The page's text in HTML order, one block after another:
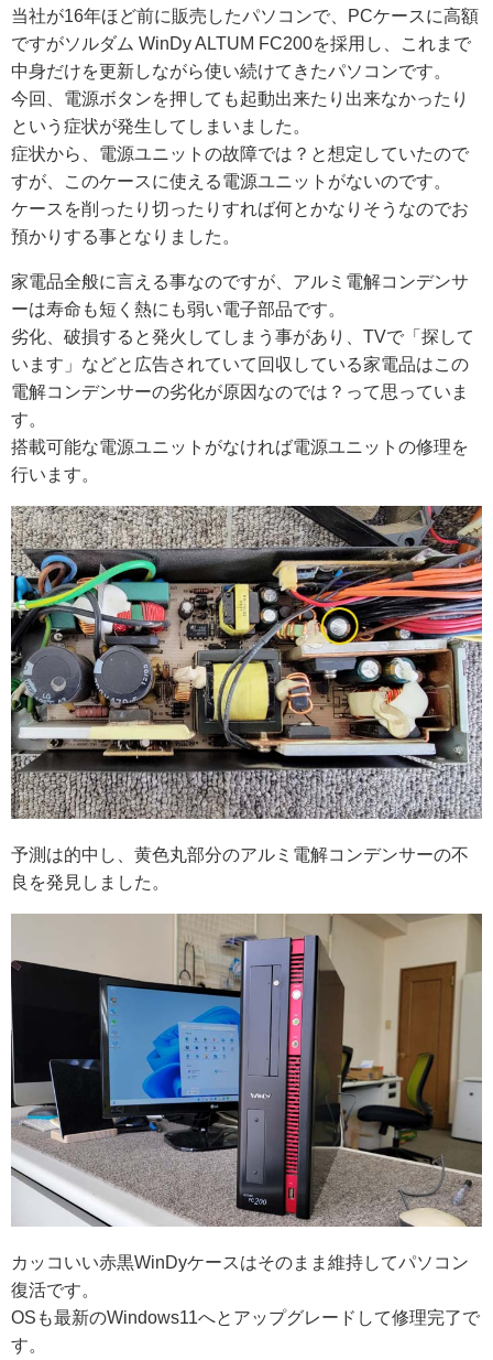
当社が16年ほど前に販売したパソコンで、PCケースに高額
ですがソルダム WinDy ALTUM FC200を採用し、これまで
中身だけを更新しながら使い続けてきたパソコンです。
今回、電源ボタンを押しても起動出来たり出来なかったり
という症状が発生してしまいました。
症状から、電源ユニットの故障では？と想定していたので
すが、このケースに使える電源ユニットがないのです。
ケースを削ったり切ったりすれば何とかなりそうなのでお
預かりする事となりました。
家電品全般に言える事なのですが、アルミ電解コンデンサ
ーは寿命も短く熱にも弱い電子部品です。
劣化、破損すると発火してしまう事があり、TVで「探して
います」などと広告されていて回収している家電品はこの
電解コンデンサーの劣化が原因なのでは？って思っていま
す。
搭載可能な電源ユニットがなければ電源ユニットの修理を
行います。
予測は的中し、黄色丸部分のアルミ電解コンデンサーの不
良を発見しました。
カッコいい赤黒WinDyケースはそのまま維持してパソコン
復活です。
OSも最新のWindows11へとアップグレードして修理完了で
す。